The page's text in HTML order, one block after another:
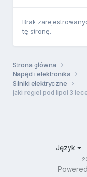
Brak
tę stronę.
Strona główna
Napęd i elektronika
Silniki elektryczne
jaki regiel pod lipol 3
Język